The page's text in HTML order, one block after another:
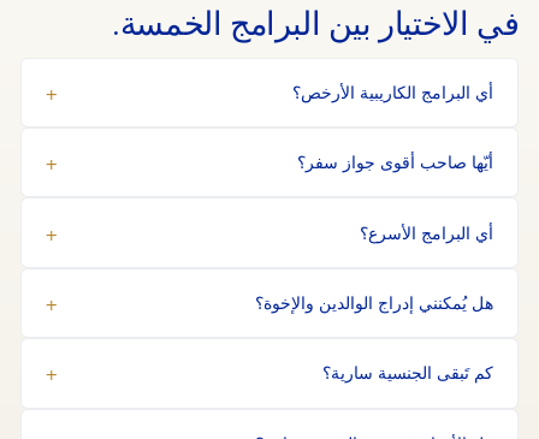
في الاختيار بين البرامج الخمسة.
أي البرامج الكاريبية الأرخص؟
أيّها صاحب أقوى جواز سفر؟
أي البرامج الأسرع؟
هل يُمكنني إدراج الوالدين والإخوة؟
كم تَبقى الجنسية سارية؟